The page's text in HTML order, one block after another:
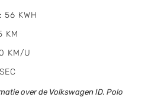
56 KWH
KM
KM/U
over de Volkswagen ID. Polo